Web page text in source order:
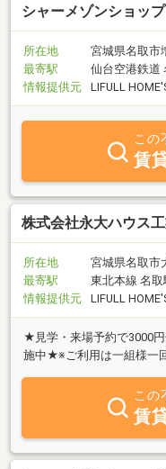
シャーメゾンショッ
所在地
宮城県名取市
最寄駅
仙台空港鉄道
情報提供元
LIFULL
この
賃
株式会社永大ハウス
所在地
宮城県名取市
最寄駅
東北本線 名取
情報提供元
LIFULL
★見学・来場予約で3000
施中★※ご利用は一組様一
この
賃